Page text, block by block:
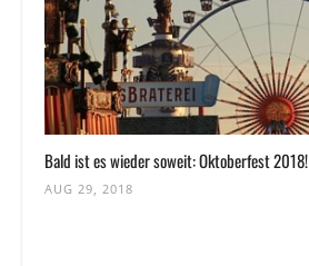
Bald ist es wieder soweit: Oktoberfest 2018!
AUG 29, 2018